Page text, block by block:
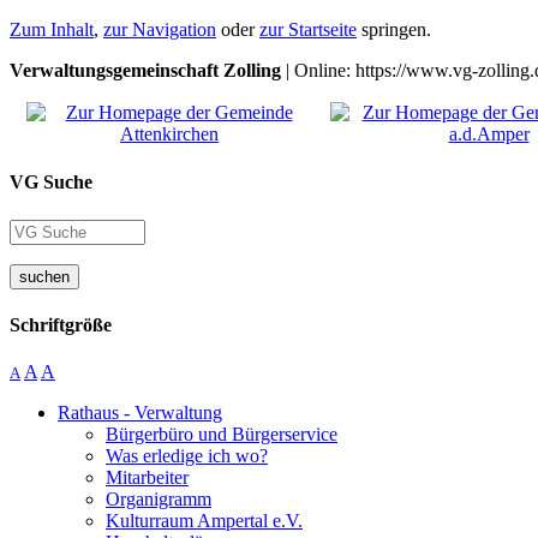
Zum Inhalt, zur Navigation oderzur Startseite springen.
Verwaltungsgemeinschaft Zolling | Online: https://www.vg-
VG Suche
suchen
Schriftgröße
A A A
Rathaus - Verwaltung
Bürgerbüro und Bürgerservice
Was erledige ich wo?
Mitarbeiter
Organigramm
Kulturraum Ampertal e.V.